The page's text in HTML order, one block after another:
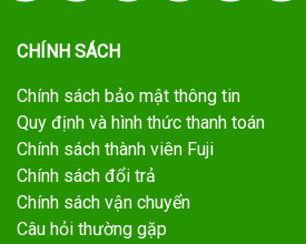
CHÍNH SÁCH
Chính sách bảo mật thông tin
Quy định và hình thức thanh toán
Chính sách thành viên Fuji
Chính sách đổi trả
Chính sách vận chuyển
Câu hỏi thường gặp